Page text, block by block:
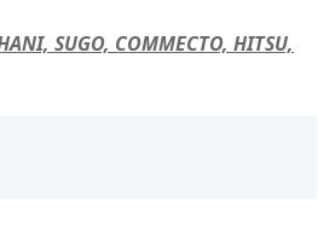
SUGO, COMMECTO, HITSU,